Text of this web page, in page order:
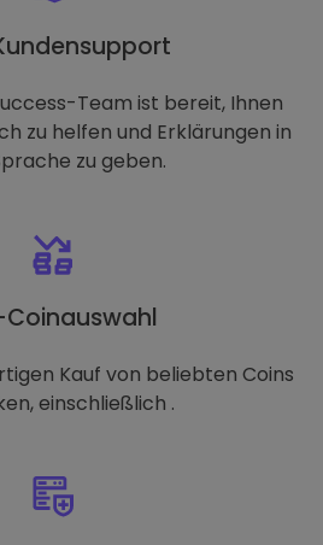
Team ist bereit, Ihnen
zu helfen und Erklärungen in
zu geben.
Kauf von beliebten Coins
einschließlich .